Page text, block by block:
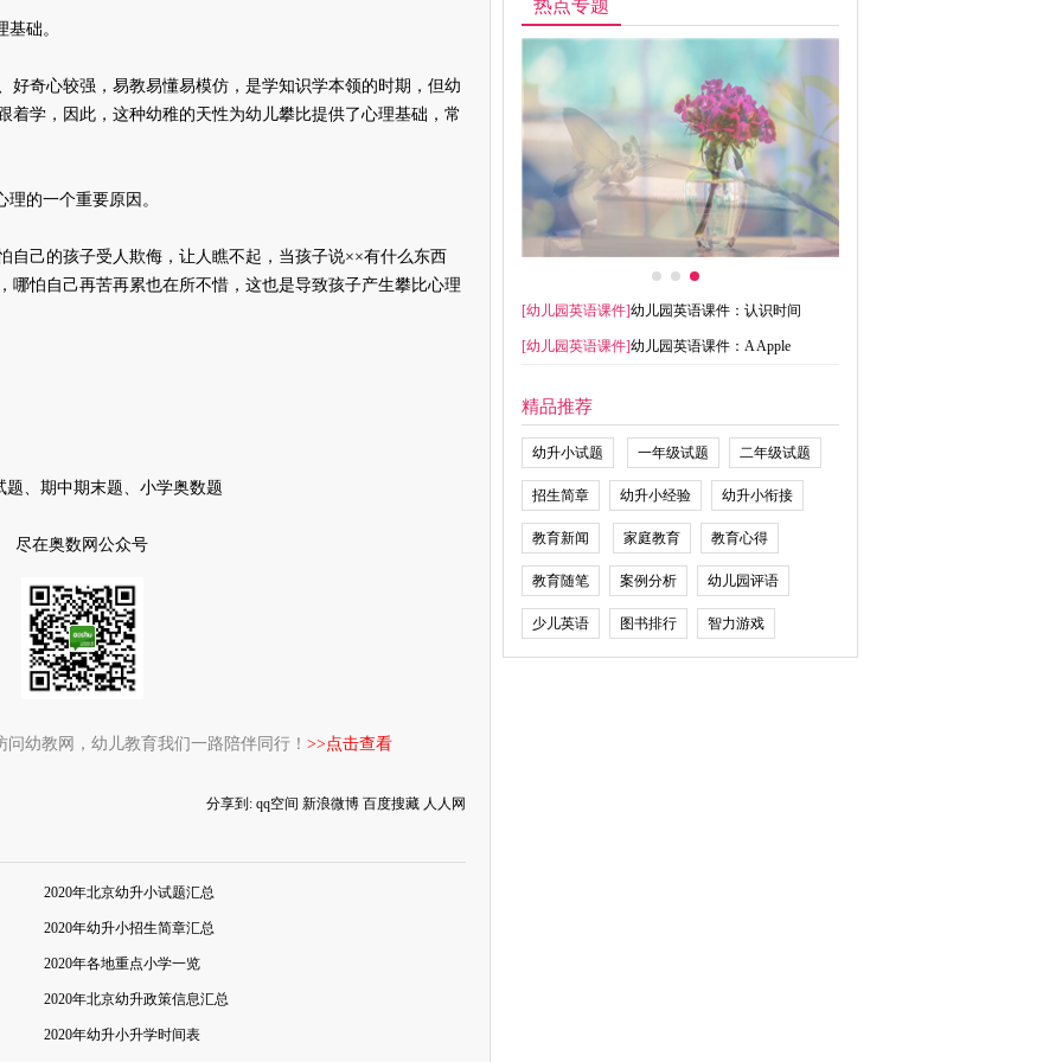
础。
心较强，易教易懂易模仿，是学知识学本领的时期，但幼
着学，因此，这种幼稚的天性为幼儿攀比提供了心理基础，常
的一个重要原因。
的孩子受人欺侮，让人瞧不起，当孩子说××有什么东西
哪怕自己再苦再累也在所不惜，这也是导致孩子产生攀比心理
题、期中期末题、小学奥数题
尽在奥数网公众号
幼教网，幼儿教育我们一路陪伴同行！ >>点击查看
分享到: qq空间 新浪微博 百度搜藏 人人网
2020年北京幼升小试题汇总
2020年幼升小招生简章汇总
2020年各地重点小学一览
2020年北京幼升政策信息汇总
2020年幼升小升学时间表
热点专题
[幼儿园英语课件]幼儿园英语课件：认识时间
[幼儿园英语课件]幼儿园英语课件：A Apple
精品推荐
幼升小试题 一年级试题 二年级试题
招生简章 幼升小经验 幼升小衔接
教育新闻 家庭教育 教育心得
教育随笔 案例分析 幼儿园评语
少儿英语 图书排行 智力游戏